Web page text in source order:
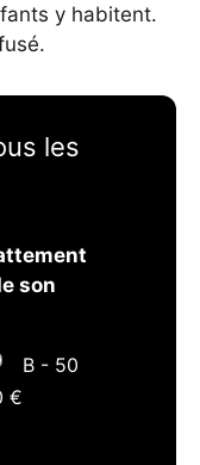
y habitent.
les
son
B - 50
€